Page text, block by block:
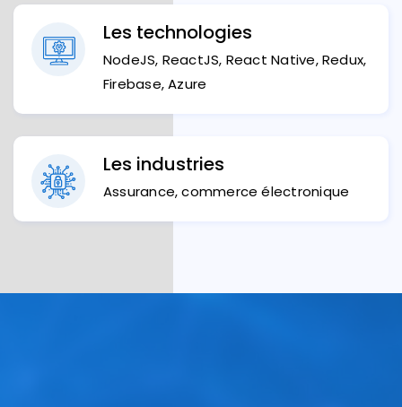
Les technologies
NodeJS, ReactJS, React Native, Redux,
Firebase, Azure
Les industries
Assurance, commerce électronique